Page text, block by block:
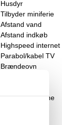
Husdyr
Tilbyder miniferie
Afstand vand
Afstand indkøb
Highspeed internet
Parabol/kabel TV
Brændeovn
Opvaskemaskine